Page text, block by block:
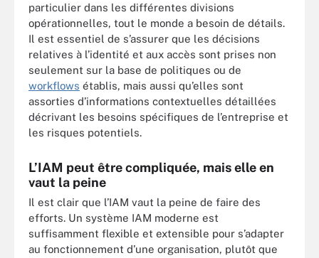
particulier dans les différentes divisions
opérationnelles, tout le monde a besoin de détails.
Il est essentiel de s’assurer que les décisions
relatives à l’identité et aux accès sont prises non
seulement sur la base de politiques ou de
workflows établis, mais aussi qu’elles sont
assorties d’informations contextuelles détaillées
décrivant les besoins spécifiques de l’entreprise et
les risques potentiels.
L’IAM peut être compliquée, mais elle en
vaut la peine
Il est clair que l’IAM vaut la peine de faire des
efforts. Un système IAM moderne est
suffisamment flexible et extensible pour s’adapter
au fonctionnement d’une organisation, plutôt que